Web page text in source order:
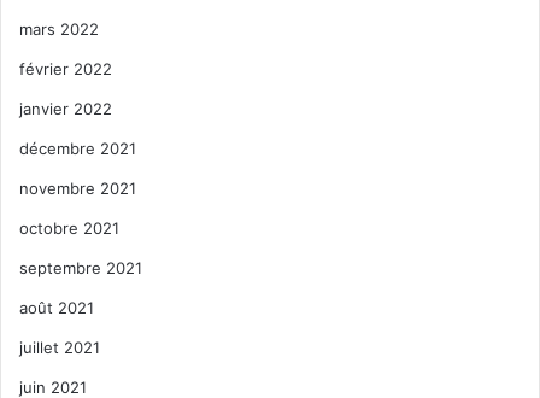
mars 2022
février 2022
janvier 2022
décembre 2021
novembre 2021
octobre 2021
septembre 2021
août 2021
juillet 2021
juin 2021